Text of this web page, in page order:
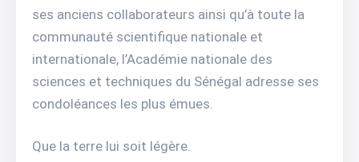
ses anciens collaborateurs ainsi qu’à toute la
communauté scientifique nationale et
internationale, l’Académie nationale des
sciences et techniques du Sénégal adresse ses
condoléances les plus émues.
Que la terre lui soit légère.